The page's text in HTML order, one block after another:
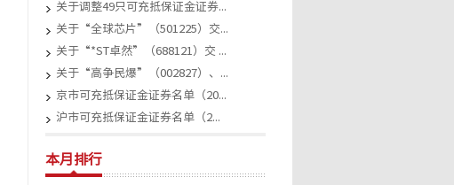
关于调整49只可充抵保证金证券...
关于“全球芯片”（501225）交...
关于“*ST卓然”（688121）交 ...
关于“高争民爆”（002827）、...
京市可充抵保证金证券名单（20...
沪市可充抵保证金证券名单（2...
本月排行